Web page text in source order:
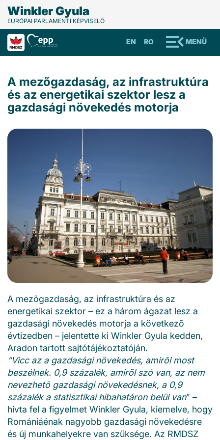
Winkler Gyula
EURÓPAI PARLAMENTI KÉPVISELŐ
MENÜ
RO
EN
A mezőgazdaság, az infrastruktúra
és az energetikai szektor lesz a
gazdasági növekedés motorja
A mezõgazdaság, az infrastruktúra és az
energetikai szektor – ez a három ágazat lesz a
gazdasági növekedés motorja a következõ
évtizedben – jelentette ki Winkler Gyula kedden,
Aradon tartott sajtótájékoztatóján.
“Vicc az a gazdasági növekedés, amirõl most
beszélnek. 0,9 százalék, amirõl szó van, az nem
nevezhetõ gazdasági növekedésnek, a 0,9
százalék a statisztikai hibahatáron belül van” –
hívta fel a figyelmet Winkler Gyula, kiemelve, hogy
Romániáénak nagyobb gazdasági növekedésre
és új munkahelyekre van szüksége. Az RMDSZ